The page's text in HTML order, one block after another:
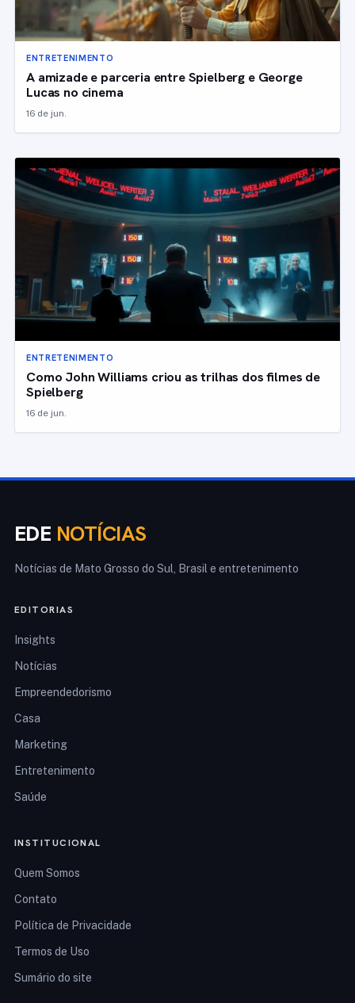
ENTRETENIMENTO
A amizade e parceria entre Spielberg e George
Lucas no cinema
16 de jun.
ENTRETENIMENTO
Como John Williams criou as trilhas dos filmes de
Spielberg
16 de jun.
EDE NOTÍCIAS
Notícias de Mato Grosso do Sul, Brasil e entretenimento
EDITORIAS
Insights
Notícias
Empreendedorismo
Casa
Marketing
Entretenimento
Saúde
INSTITUCIONAL
Quem Somos
Contato
Política de Privacidade
Termos de Uso
Sumário do site